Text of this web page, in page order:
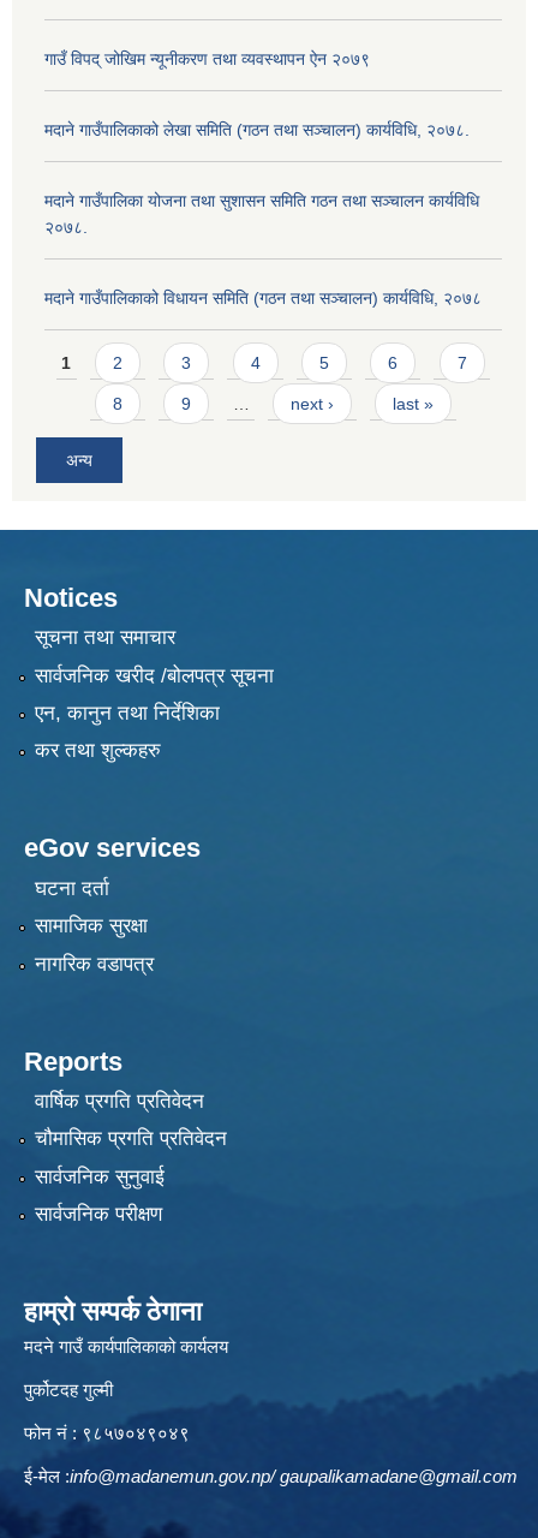
गाउँ विपद् जोखिम न्यूनीकरण तथा व्यवस्थापन ऐन २०७९
मदाने गाउँपालिकाको लेखा समिति (गठन तथा सञ्चालन) कार्यविधि, २०७८.
मदाने गाउँपालिका योजना तथा सुशासन समिति गठन तथा सञ्चालन कार्यविधि
२०७८.
मदाने गाउँपालिकाको विधायन समिति (गठन तथा सञ्चालन) कार्यविधि, २०७८
Pages
1 2 3 4 5 6 7
8 9 … next › last »
अन्य
Notices
सूचना तथा समाचार
सार्वजनिक खरीद /बोलपत्र सूचना
एन, कानुन तथा निर्देशिका
कर तथा शुल्कहरु
eGov services
घटना दर्ता
सामाजिक सुरक्षा
नागरिक वडापत्र
Reports
वार्षिक प्रगति प्रतिवेदन
चौमासिक प्रगति प्रतिवेदन
सार्वजनिक सुनुवाई
सार्वजनिक परीक्षण
हाम्रो सम्पर्क ठेगाना
मदने गाउँ कार्यपालिकाको कार्यलय
पुर्कोटदह गुल्मी
फोन नं : ९८५७०४९०४९
ई-मेल :info@madanemun.gov.np/gaupalikamadane@gmail.com